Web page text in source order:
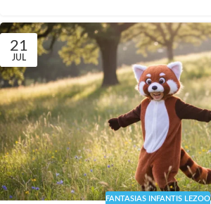
21
JUL
FANTASIAS INFANTIS LEZOO